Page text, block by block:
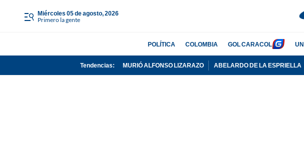
miércoles 05 de agosto, 2026
Primero la gente
POLÍTICA COLOMBIA GOL CARACOL
Tendencias: MURIÓ ALFONSO LIZARAZO ABELARDO DE LA ESPRIELLA